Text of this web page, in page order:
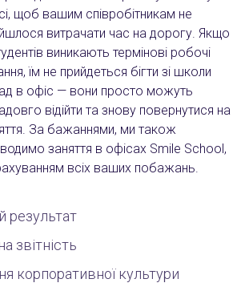
щоб вашим співробітникам не
витрачати час на дорогу. Якщо
виникають термінові робочі
їм не прийдеться бігти зі школи
в офіс — вони просто можуть
відійти та знову повернутися на
За бажаннями, ми також
заняття в офісах Smile School,
всіх ваших побажань.
результат
звітність
корпоративної культури